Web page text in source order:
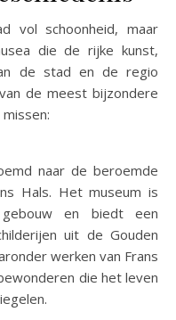
vol schoonheid, maar
die de rijke kunst,
de stad en de regio
de meest bijzondere
naar de beroemde
Hals. Het museum is
en biedt een
uit de Gouden
werken van Frans
die het leven